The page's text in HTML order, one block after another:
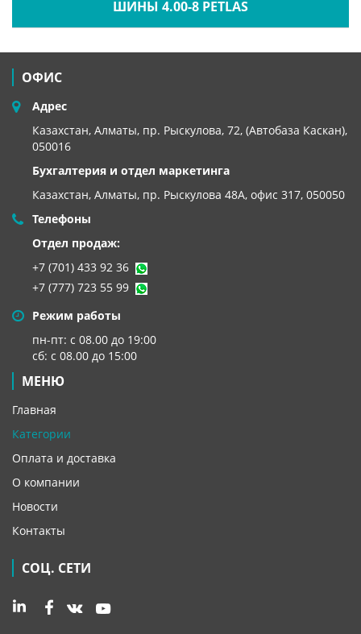
ШИНЫ 4.00-8 PETLAS
ОФИС
Адрес
Казахстан, Алматы, пр. Рыскулова, 72, (Автобаза Каскан),
050016
Бухгалтерия и отдел маркетинга
Казахстан, Алматы, пр. Рыскулова 48А, офис 317, 050050
Телефоны
Отдел продаж:
+7 (701) 433 92 36
+7 (777) 723 55 99
Режим работы
пн-пт: с 08.00 до 19:00
сб: с 08.00 до 15:00
МЕНЮ
Главная
Категории
Оплата и доставка
О компании
Новости
Контакты
СОЦ. СЕТИ